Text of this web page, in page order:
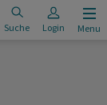
Suche Login Menu